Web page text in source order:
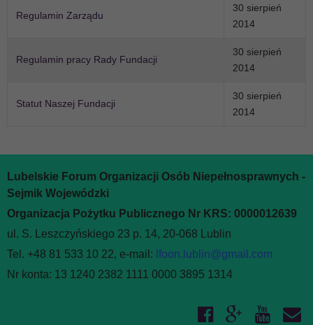
Regulamin Zarządu
30 sierpień
2014
Regulamin pracy Rady Fundacji
30 sierpień
2014
Statut Naszej Fundacji
30 sierpień
2014
Lubelskie Forum Organizacji Osób Niepełnosprawnych -
Sejmik Wojewódzki
Organizacja Pożytku Publicznego Nr KRS: 0000012639
ul. S. Leszczyńskiego 23 p. 14, 20-068 Lublin
Tel. +48 81 533 10 22, e-mail: lfoon.lublin@gmail.com
Nr konta: 13 1240 2382 1111 0000 3895 1314